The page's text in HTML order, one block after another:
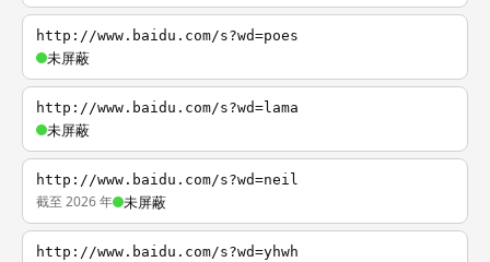
http://www.baidu.com/s?wd=poes
未屏蔽
http://www.baidu.com/s?wd=lama
未屏蔽
http://www.baidu.com/s?wd=neil
截至 2026 年 未屏蔽
http://www.baidu.com/s?wd=yhwh